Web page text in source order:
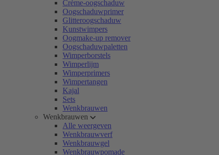
Crème-oogschaduw
Oogschaduwprimer
Glitteroogschaduw
Kunstwimpers
Oogmake-up remover
Oogschaduwpaletten
Wimperborstels
Wimperlijm
Wimperprimers
Wimpertangen
Kajal
Sets
Wenkbrauwen
Wenkbrauwen
Alle weergeven
Wenkbrauwverf
Wenkbrauwgel
Wenkbrauwpomade